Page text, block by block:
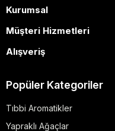
Kurumsal
Müşteri Hizmetleri
Alışveriş
Popüler Kategoriler
Tıbbi Aromatikler
Yapraklı Ağaçlar